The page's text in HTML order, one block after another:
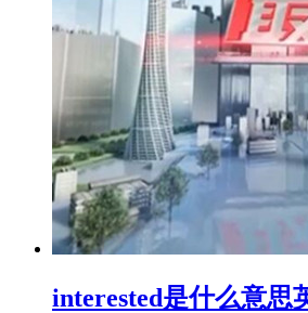
interested是什么意思